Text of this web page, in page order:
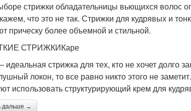
стрижки обладательницы вьющихся волос
что это не так. Стрижки для кудрявых и
прическу более объемной и стильной.
СТРИЖКИКаре
стрижка для тех, кто не хочет долго
локон, то все равно никто этого не
использовать структурирующий крем для
дальше →